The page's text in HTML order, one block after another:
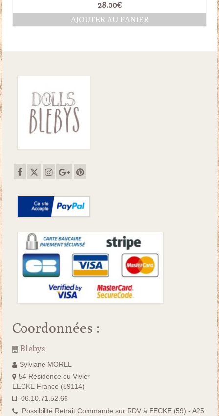
28.00€
AJOUTER AU PANIER
Coordonnées :
Blebys
Sylviane MOREL
54 Résidence du Vivier
EECKE France (59114)
06.10.71.52.66
Possibilité Retrait Commande sur RDV à EECKE (59) - A25